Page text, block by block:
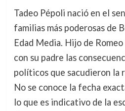
Tadeo Pépoli nació en el
familias más poderosas de
Edad Media. Hijo de
con su padre las
políticos que sacudieron la
No se conoce la fecha
lo que es indicativo de la